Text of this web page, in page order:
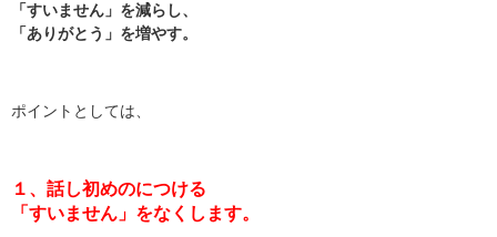
「すいません」を減らし、
「ありがとう」を増やす。
ポイントとしては、
１、話し初めのにつける
「すいません」をなくします。